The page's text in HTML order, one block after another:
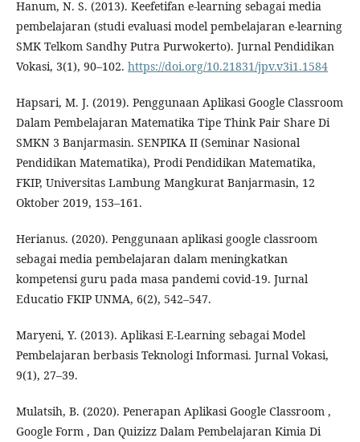
Hanum, N. S. (2013). Keefetifan e-learning sebagai media
pembelajaran (studi evaluasi model pembelajaran e-learning
SMK Telkom Sandhy Putra Purwokerto). Jurnal Pendidikan
Vokasi, 3(1), 90–102. https://doi.org/10.21831/jpv.v3i1.1584
Hapsari, M. J. (2019). Penggunaan Aplikasi Google Classroom
Dalam Pembelajaran Matematika Tipe Think Pair Share Di
SMKN 3 Banjarmasin. SENPIKA II (Seminar Nasional
Pendidikan Matematika), Prodi Pendidikan Matematika,
FKIP, Universitas Lambung Mangkurat Banjarmasin, 12
Oktober 2019, 153–161.
Herianus. (2020). Penggunaan aplikasi google classroom
sebagai media pembelajaran dalam meningkatkan
kompetensi guru pada masa pandemi covid-19. Jurnal
Educatio FKIP UNMA, 6(2), 542–547.
Maryeni, Y. (2013). Aplikasi E-Learning sebagai Model
Pembelajaran berbasis Teknologi Informasi. Jurnal Vokasi,
9(1), 27–39.
Mulatsih, B. (2020). Penerapan Aplikasi Google Classroom ,
Google Form , Dan Quizizz Dalam Pembelajaran Kimia Di